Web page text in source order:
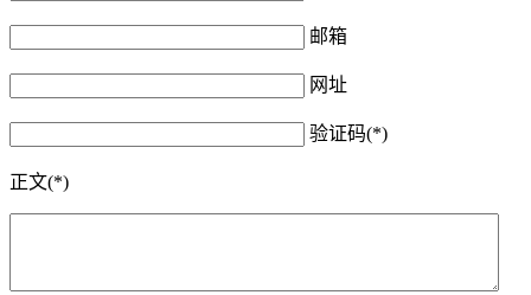
邮箱
网址
验证码(*)
正文(*)